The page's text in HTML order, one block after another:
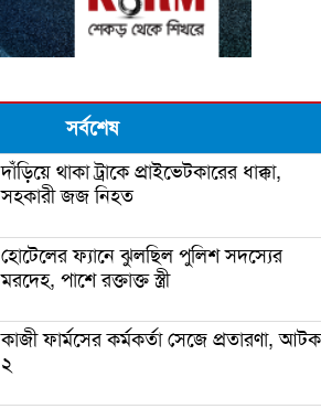
সর্বশেষ
দাঁড়িয়ে থাকা ট্রাকে প্রাইভেটকারের ধাক্কা,
সহকারী জজ নিহত
হোটেলের ফ্যানে ঝুলছিল পুলিশ সদস্যের
মরদেহ, পাশে রক্তাক্ত স্ত্রী
কাজী ফার্মসের কর্মকর্তা সেজে প্রতারণা, আটক
২